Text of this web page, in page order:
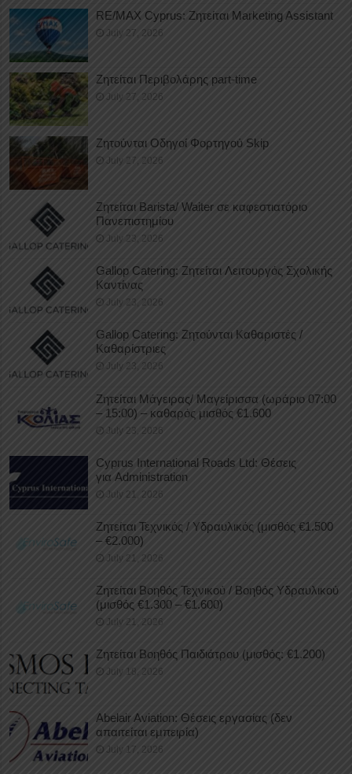
RE/MAX Cyprus: Ζητείται Marketing Assistant
July 27, 2026
Ζητείται Περιβολάρης part-time
July 27, 2026
Ζητούνται Οδηγοί Φορτηγού Skip
July 27, 2026
Ζητείται Barista/ Waiter σε καφεστιατόριο
Πανεπιστημίου
July 23, 2026
Gallop Catering: Ζητείται Λειτουργός Σχολικής
Καντίνας
July 23, 2026
Gallop Catering: Ζητούνται Καθαριστές /
Καθαρίστριες
July 23, 2026
Ζητείται Μάγειρας/ Μαγείρισσα (ωράριο 07:00
– 15:00) – καθαρός μισθός €1.600
July 23, 2026
Cyprus International Roads Ltd: Θέσεις
για Administration
July 21, 2026
Ζητείται Τεχνικός / Υδραυλικός (μισθός €1.500
– €2.000)
July 21, 2026
Ζητείται Βοηθός Τεχνικού / Βοηθός Υδραυλικού
(μισθός €1.300 – €1.600)
July 21, 2026
Ζητείται Βοηθός Παιδιάτρου (μισθός: €1.200)
July 18, 2026
Abelair Aviation: Θέσεις εργασίας (δεν
απαιτείται εμπειρία)
July 17, 2026